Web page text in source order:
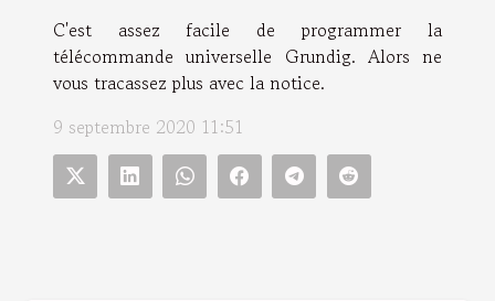
C'est assez facile de programmer la
télécommande universelle Grundig. Alors ne
vous tracassez plus avec la notice.
9 septembre 2020 11:51